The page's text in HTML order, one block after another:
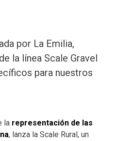
por La Emilia,
la línea Scale Gravel
para nuestros
la representación de las
, lanza la Scale Rural, un